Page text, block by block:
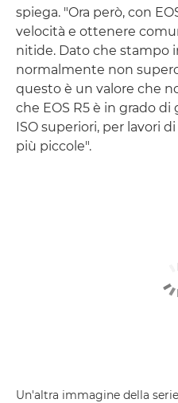
spiega. "Ora però, con
velocità e ottenere
nitide. Dato che stampo
normalmente non
questo è un valore che
che EOS R5 è in grado
ISO superiori, per lavori
più piccole".
Un'altra immagine della